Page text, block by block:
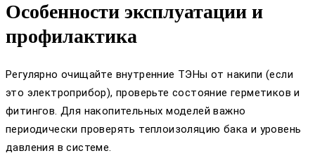
Особенности эксплуатации и
профилактика
Регулярно очищайте внутренние ТЭНы от накипи (если
это электроприбор), проверьте состояние герметиков и
фитингов. Для накопительных моделей важно
периодически проверять теплоизоляцию бака и уровень
давления в системе.